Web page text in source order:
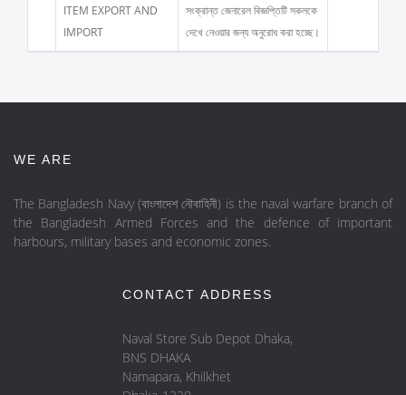
ITEM EXPORT AND
IMPORT
সংক্রান্ত জেনারেল বিজ্ঞপ্তিটি সকলকে
দেখে নেওয়ার জন্য অনুরোধ করা হচ্ছে।
WE ARE
The Bangladesh Navy (বাংলাদেশ নৌবাহিনী) is the naval warfare branch of
the Bangladesh Armed Forces and the defence of important
harbours, military bases and economic zones.
CONTACT ADDRESS
Naval Store Sub Depot Dhaka,
BNS DHAKA
Namapara, Khilkhet